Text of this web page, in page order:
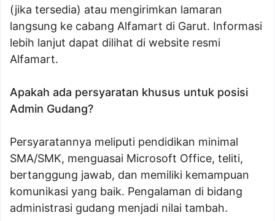
(jika tersedia) atau mengirimkan lamaran
langsung ke cabang Alfamart di Garut. Informasi
lebih lanjut dapat dilihat di website resmi
Alfamart.
Apakah ada persyaratan khusus untuk posisi
Admin Gudang?
Persyaratannya meliputi pendidikan minimal
SMA/SMK, menguasai Microsoft Office, teliti,
bertanggung jawab, dan memiliki kemampuan
komunikasi yang baik. Pengalaman di bidang
administrasi gudang menjadi nilai tambah.